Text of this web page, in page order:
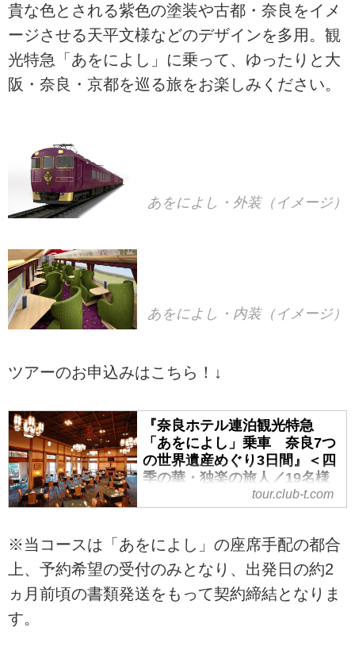
貴な色とされる紫色の塗装や古都・奈良をイメ
ージさせる天平文様などのデザインを多用。観
光特急「あをによし」に乗って、ゆったりと大
阪・奈良・京都を巡る旅をお楽しみください。
あをによし・外装（イメージ）
あをによし・内装（イメージ）
ツアーのお申込みはこちら！↓
『奈良ホテル連泊観光特急
「あをによし」乗車 奈良7つ
の世界遺産めぐり3日間』＜四
季の華・独楽の旅人／19名様
以下／ワクチン・検査パッケ
ージ適用ツアー＞｜クラブツ
『奈良ホテル連泊観光特急 「あを
によし」乗車 奈良7つの世界遺産
めぐり3日間』＜四季の華・独楽の
tour.club-t.com
※当コースは「あをによし」の座席手配の都合
上、予約希望の受付のみとなり、出発日の約2
ヵ月前頃の書類発送をもって契約締結となりま
す。